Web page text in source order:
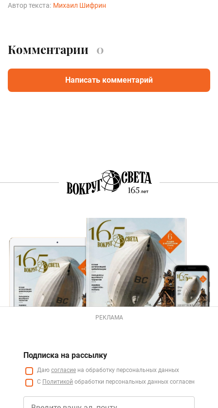
Автор текста: Михаил Шифрин
Комментарии 0
Написать комментарий
РЕКЛАМА
Подписка на рассылку
Даю согласие на обработку персональных данных
С Политикой обработки персональных данных согласен